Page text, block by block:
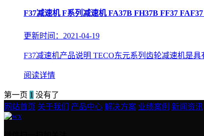
F37减速机 F系列减速机 FA37B FH37B FF37
更新时间：2021-04-19
F37减速机产品说明 TECO东元系列齿轮减速机是
阅读详情
第一页 1 没有了
网站首页 关于我们 产品中心 解决方案 业绩案例 新闻资讯